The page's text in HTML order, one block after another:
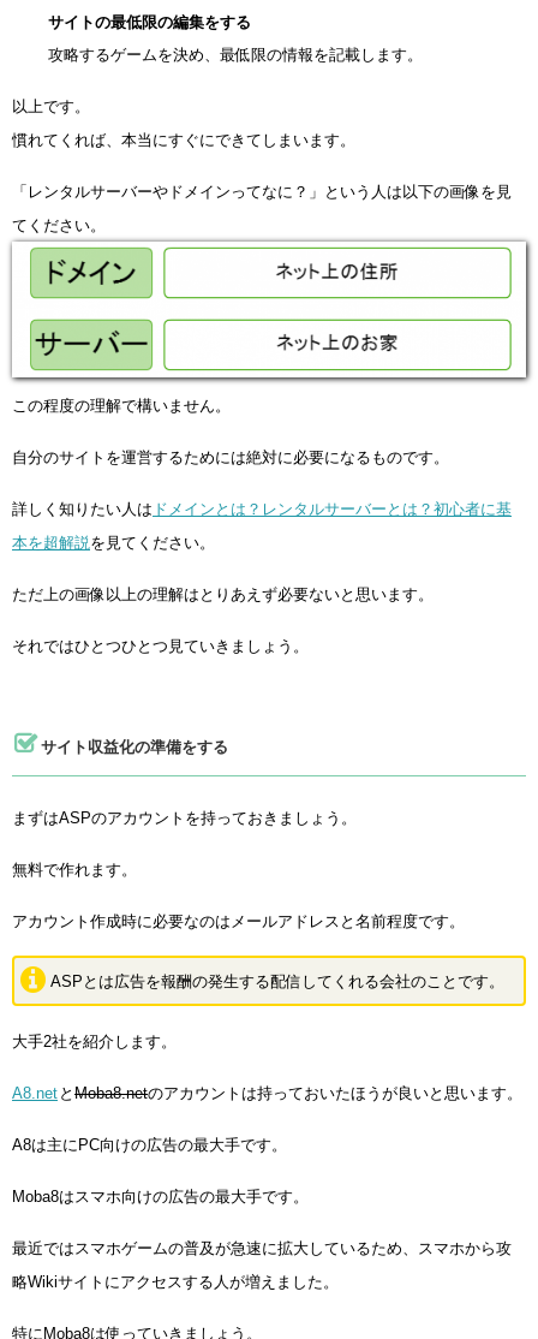
サイトの最低限の編集をする
攻略するゲームを決め、最低限の情報を記載します。
以上です。
慣れてくれば、本当にすぐにできてしまいます。
「レンタルサーバーやドメインってなに？」という人は以下の画像を見
てください。
この程度の理解で構いません。
自分のサイトを運営するためには絶対に必要になるものです。
詳しく知りたい人は ドメインとは？レンタルサーバーとは？初心者に基
本を超解説 を見てください。
ただ上の画像以上の理解はとりあえず必要ないと思います。
それではひとつひとつ見ていきましょう。
サイト収益化の準備をする
まずはASPのアカウントを持っておきましょう。
無料で作れます。
アカウント作成時に必要なのはメールアドレスと名前程度です。
ASPとは広告を報酬の発生する配信してくれる会社のことです。
大手2社を紹介します。
A8.net と Moba8.netのアカウントは持っておいたほうが良いと思います。
A8は主にPC向けの広告の最大手です。
Moba8はスマホ向けの広告の最大手です。
最近ではスマホゲームの普及が急速に拡大しているため、スマホから攻
略Wikiサイトにアクセスする人が増えました。
特にMoba8は使っていきましょう。